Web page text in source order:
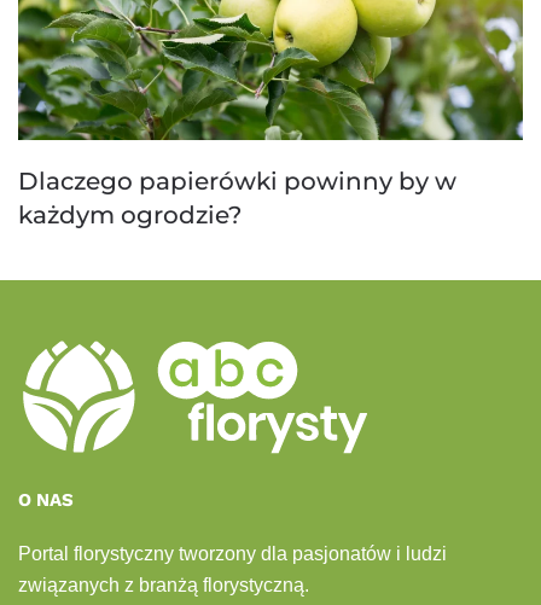
Dlaczego papierówki powinny by w
każdym ogrodzie?
O NAS
Portal florystyczny tworzony dla pasjonatów i ludzi
związanych z branżą florystyczną.